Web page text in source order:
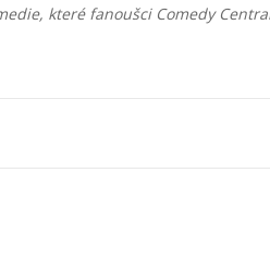
které fanoušci Comedy